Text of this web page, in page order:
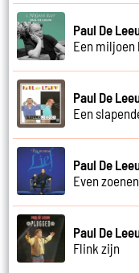
Paul De
Een miljoen
Paul De
Een
Paul De
Even zoenen
Paul De
Flink zijn